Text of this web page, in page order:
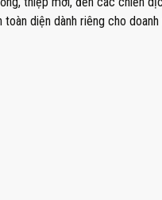
diện dành riêng cho doanh